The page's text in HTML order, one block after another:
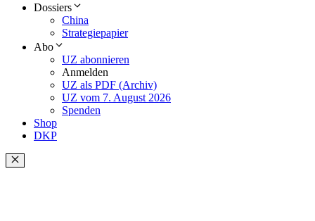
Dossiers
China
Strategiepapier
Abo
UZ abonnieren
Anmelden
UZ als PDF (Archiv)
UZ vom 7. August 2026
Spenden
Shop
DKP
Schließen